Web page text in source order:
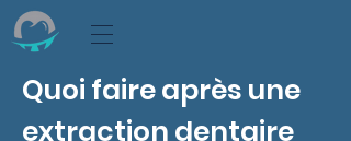
Quoi faire après une
extraction dentaire